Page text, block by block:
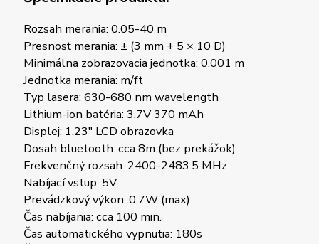
Rozsah merania: 0.05-40 m
Presnosť merania: ± (3 mm + 5 × 10 D)
Minimálna zobrazovacia jednotka: 0.001 m
Jednotka merania: m/ft
Typ lasera: 630-680 nm wavelength
Lithium-ion batéria: 3.7V 370 mAh
Displej: 1.23″ LCD obrazovka
Dosah bluetooth: cca 8m (bez prekážok)
Frekvenčný rozsah: 2400-2483.5 MHz
Nabíjací vstup: 5V
Prevádzkový výkon: 0,7W (max)
Čas nabíjania: cca 100 min.
Čas automatického vypnutia: 180s